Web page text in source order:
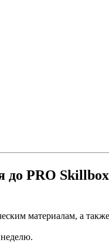
до PRO Skillbox
материалам, а